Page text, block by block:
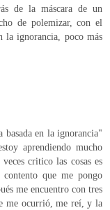
de la máscara de un
de polemizar, con el
la ignorancia, poco más
en la ignorancia"
aprendiendo mucho
critico las cosas es
que me pongo
me encuentro con tres
me ocurrió, me reí, y la